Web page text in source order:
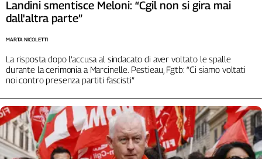
Liguria
Lombardia
Puglia
Sardegna
Toscana
Trentino
Umbria
Valle
Landini smentisce Meloni: “Cgil non si gira mai
dall'altra parte”
La risposta dopo l’accusa al sindacato di aver voltato le spalle
durante la cerimonia a Marcinelle. Pestieau, Fgtb: “Ci siamo voltati
noi contro presenza partiti fascisti”
MARTA NICOLETTI